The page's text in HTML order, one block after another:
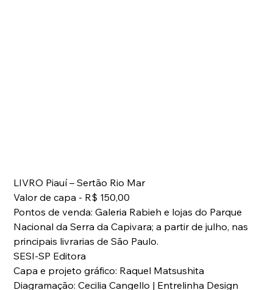
LIVRO Piauí – Sertão Rio Mar
Valor de capa - R$ 150,00
Pontos de venda: Galeria Rabieh e lojas do Parque
Nacional da Serra da Capivara; a partir de julho, nas
principais livrarias de São Paulo.
SESI-SP Editora
Capa e projeto gráfico: Raquel Matsushita
Diagramação: Cecilia Cangello | Entrelinha Design